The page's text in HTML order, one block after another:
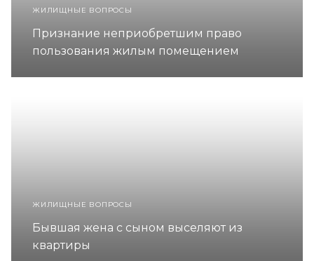
ЖИЛИЩНЫЕ ВОПРОСЫ
Признание неприобретшим право
пользования жилым помещением
ЖИЛИЩНЫЕ ВОПРОСЫ
Бывшая жена с сыном выселяют из
квартиры